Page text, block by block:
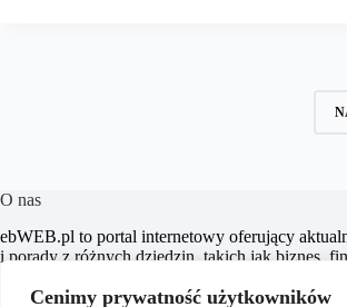
Cenimy prywatność użytkowników
O nas
​ebWEB.pl to portal internetowy oferujący
i porady z różnych dziedzin, takich jak biznes,
dostarczanie rzetelnych i inspirujących treści,